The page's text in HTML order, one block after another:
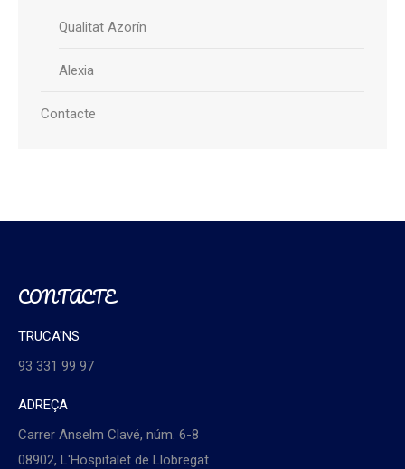
Qualitat Azorín
Alexia
Contacte
CONTACTE
TRUCA'NS
93 331 99 97
ADREÇA
Carrer Anselm Clavé, núm. 6-8
08902, L'Hospitalet de Llobregat